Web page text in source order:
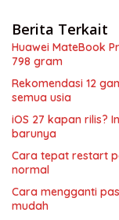
Berita Terkait
Huawei MateBook
798 gram
Rekomendasi 12
semua usia
iOS 27 kapan rilis?
barunya
Cara tepat restart
normal
Cara mengganti
mudah